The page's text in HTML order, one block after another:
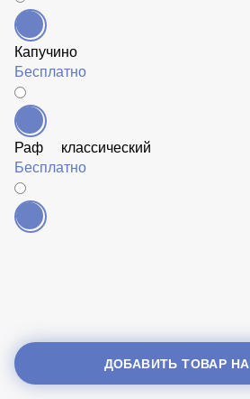
Капучино
Бесплатно
Раф классический
Бесплатно
ДОБАВИТЬ ТОВАР НА